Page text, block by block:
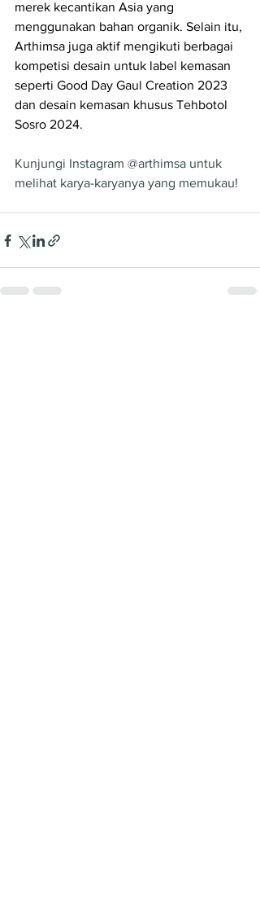
merek kecantikan Asia yang
menggunakan bahan organik. Selain itu,
Arthimsa juga aktif mengikuti berbagai
kompetisi desain untuk label kemasan
seperti Good Day Gaul Creation 2023
dan desain kemasan khusus Tehbotol
Sosro 2024.
Kunjungi Instagram @arthimsa untuk
melihat karya-karyanya yang memukau!